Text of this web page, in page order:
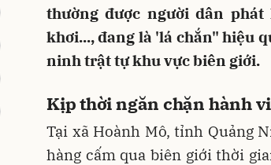
thường được người dân
khơi..., đang là 'lá chắn" hiệu
ninh trật tự khu vực biên giới.
Kịp thời ngăn chặn hành
Tại xã Hoành Mô, tỉnh Quảng
hàng cấm qua biên giới thời